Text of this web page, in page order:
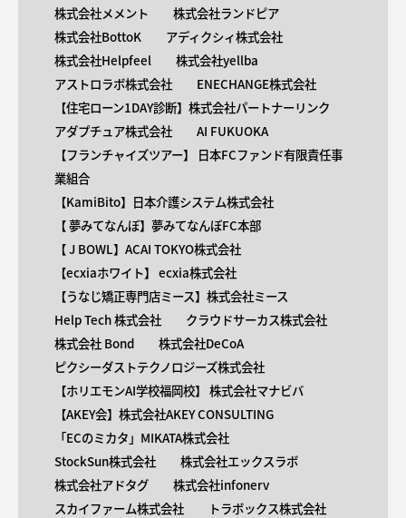
株式会社メメント
株式会社ランドピア
株式会社BottoK
アディクシィ株式会社
株式会社Helpfeel
株式会社yellba
アストロラボ株式会社
ENECHANGE株式会社
【住宅ローン1DAY診断】株式会社パートナーリンク
アダプチュア株式会社
AI FUKUOKA
【​フランチャイズツアー】 日本FCファンド有限責任事
業組合
【KamiBito​】日本介護システム株式会社
【 ​夢みてなんぼ】夢みてなんぼFC本部
【 ​J BOWL】ACAI TOKYO株式会社
【​ecxiaホワイト】 ecxia株式会社
【​うなじ矯正専門店ミース】株式会社ミース
Help Tech 株式会社
クラウドサーカス株式会社
株式会社 Bond
株式会社DeCoA
ピクシーダストテクノロジーズ株式会社
【ホリエモンAI学校福岡校】 株式会社マナビバ
【AKEY会】株式会社AKEY CONSULTING
「ECのミカタ」MIKATA株式会社
StockSun株式会社
株式会社エックスラボ
株式会社アドタグ
株式会社infonerv
スカイファーム株式会社
トラボックス株式会社